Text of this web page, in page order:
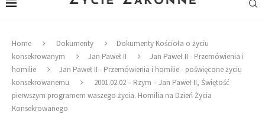
Home Dokumenty
Dokumenty Kościoła o życiu
konsekrowanym
Jan Paweł II
Jan Paweł II - Przemówienia i
homilie
Jan Paweł II - Przemówienia i homilie - poświęcone życiu
konsekrowanemu
2001.02.02 – Rzym – Jan Paweł II, Świętość
pierwszym programem waszego życia. Homilia na Dzień Życia
Konsekrowanego